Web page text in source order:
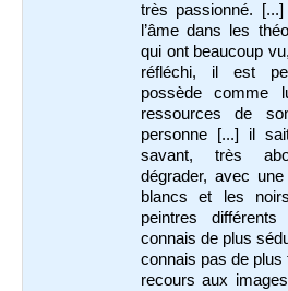
très passionné.
l’âme dans les
qui ont beaucoup
réfléchi, il est
possède comme
ressources de
personne [...] il
savant, très
dégrader, avec
blancs et les
peintres
connais de plus
connais pas de plus
recours aux